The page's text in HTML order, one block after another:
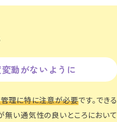
動がないように
理に特に注意が必要です。できる
い通気性の良いところにおいて